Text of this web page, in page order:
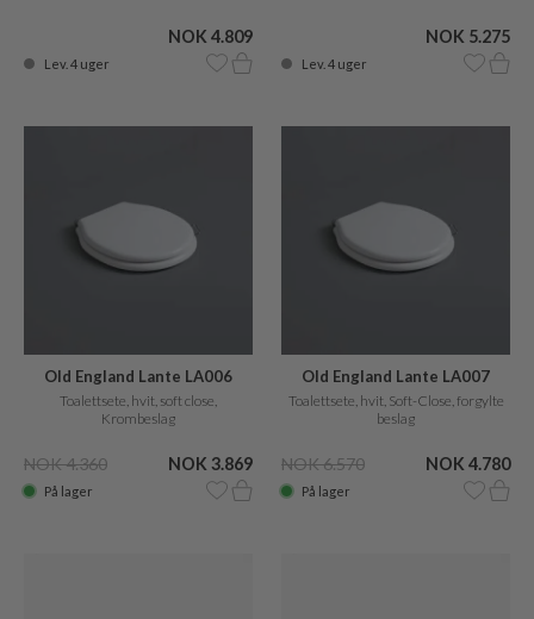
NOK 4.809
Lev. 4 uger
NOK 5.275
Lev. 4 uger
Old England Lante LA006
Toalettsete, hvit, soft close,
Krombeslag
NOK 4.360 NOK 3.869
På lager
Old England Lante LA007
Toalettsete, hvit, Soft-Close, forgylte
beslag
NOK 6.570 NOK 4.780
På lager